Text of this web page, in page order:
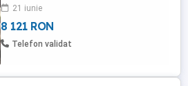
21 iunie
8 121 RON
Telefon validat